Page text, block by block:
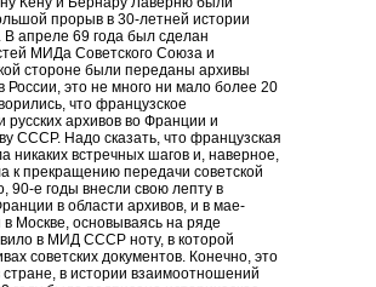
прорыв в 30-летней истории
апреле 69 года был сделан
МИДа Советского Союза и
стороне были переданы архивы
России, это не много ни мало более 20
что французское
русских архивов во Франции и
СССР. Надо сказать, что французская
никаких встречных шагов и, наверное,
к прекращению передачи советской
90-е годы внесли свою лепту в
в области архивов, и в мае-
Москве, основываясь на ряде
в МИД СССР ноту, в которой
советских документов. Конечно, это
в истории взаимоотношений